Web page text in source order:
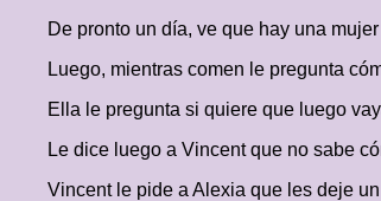
De pronto un día, ve que hay una
Luego, mientras comen le pregunta
Ella le pregunta si quiere que luego
Le dice luego a Vincent que no sabe
Vincent le pide a Alexia que les deje